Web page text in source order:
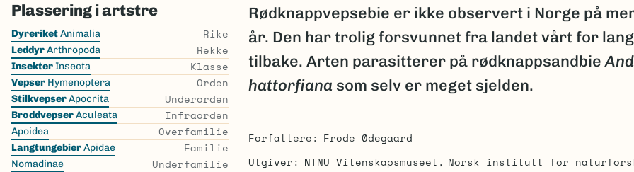
Plassering i artstre
Skip
the
list
DyreriketAnimalia Rike
LeddyrArthropoda Rekke
InsekterInsecta Klasse
Vepser Hymenoptera Orden
StilkvepserApocrita Underorden
BroddvepserAculeata Infraorden
Apoidea Overfamilie
LangtungebierApidae Familie
Nomadinae Underfamilie
Rødknappvepsebie er ikke observert i Norge på
år. Den har trolig forsvunnet fra landet vårt for
tilbake. Arten parasitterer på rødknappsandbie
hattorfianasom selv er meget sjelden.
Forfattere
Frode Ødegaard
Utgiver
NTNU Vitenskapsmuseet Norsk institutt for